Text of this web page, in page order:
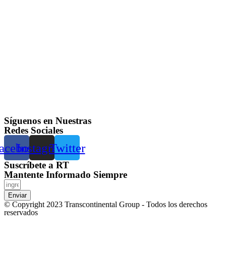
Síguenos en Nuestras
Redes Sociales
InstagramTwitter
Suscríbete a RT
Mantente Informado Siempre
Enviar
© Copyright 2023 Transcontinental Group - Todos los derechos
reservados